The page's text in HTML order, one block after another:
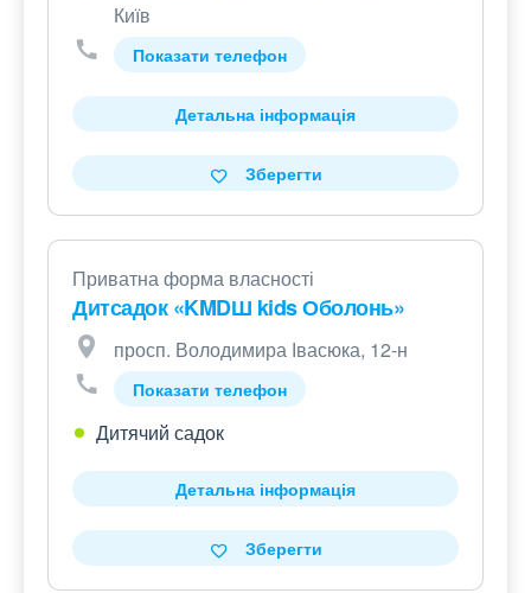
Київ
Показати телефон
Детальна інформація
Зберегти
Приватна форма власності
Дитсадок «KMDШ kids Оболонь»
просп. Володимира Івасюка, 12-н
Показати телефон
Дитячий садок
Детальна інформація
Зберегти